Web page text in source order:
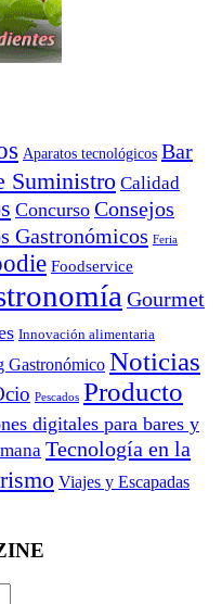
Aparatos tecnológicos Bar
Suministro Calidad
Concurso Consejos
Gastronómicos Feria
Foodservice
Gourmet
Innovación alimentaria
Gastronómico Noticias
Pescados Producto
digitales para bares y
Tecnología en la
Viajes y Escapadas